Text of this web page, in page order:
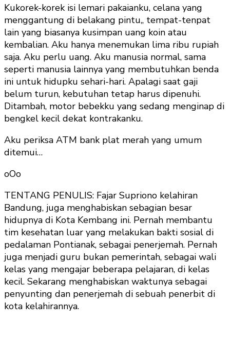
Kukorek-korek isi lemari pakaianku, celana yang
menggantung di belakang pintu,, tempat-tenpat
lain yang biasanya kusimpan uang koin atau
kembalian. Aku hanya menemukan lima ribu rupiah
saja. Aku perlu uang. Aku manusia normal, sama
seperti manusia lainnya yang membutuhkan benda
ini untuk hidupku sehari-hari. Apalagi saat gaji
belum turun, kebutuhan tetap harus dipenuhi.
Ditambah, motor bebekku yang sedang menginap di
bengkel kecil dekat kontrakanku.
Aku periksa ATM bank plat merah yang umum
ditemui…
oOo
TENTANG PENULIS: Fajar Supriono kelahiran
Bandung, juga menghabiskan sebagian besar
hidupnya di Kota Kembang ini. Pernah membantu
tim kesehatan luar yang melakukan bakti sosial di
pedalaman Pontianak, sebagai penerjemah. Pernah
juga menjadi guru bukan pemerintah, sebagai wali
kelas yang mengajar beberapa pelajaran, di kelas
kecil. Sekarang menghabiskan waktunya sebagai
penyunting dan penerjemah di sebuah penerbit di
kota kelahirannya.